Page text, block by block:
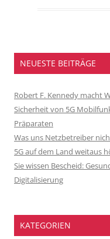
NEUESTE BEITRÄGE
Robert F. Kennedy macht
Sicherheit von 5G
Präparaten
Was uns Netzbetreiber
5G auf dem Land weitaus
Sie wissen Bescheid:
Digitalisierung
KATEGORIEN